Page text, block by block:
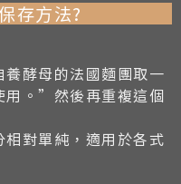
存方法?
酵母的法國麵團取一
用。”然後再重複這個
對單純，適用於各式